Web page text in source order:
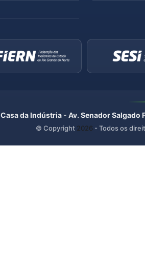
Casa da Indústria - Av. Senador
© Copyright 2026 - Todos os